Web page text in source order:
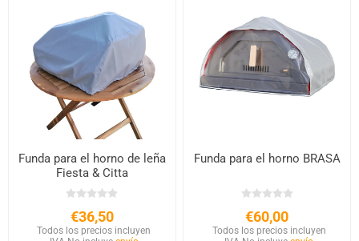
Funda para el horno de leña
Fiesta & Citta
€36,50
Todos los precios incluyen
Funda para el horno BRASA
€60,00
Todos los precios incluyen